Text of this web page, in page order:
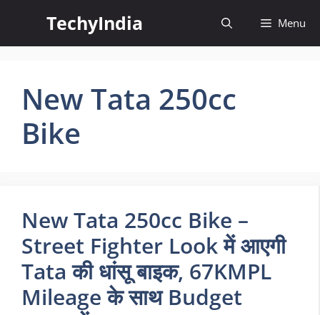
content
TechyIndia Menu
New Tata 250cc
Bike
New Tata 250cc Bike –
Street Fighter Look में आएगी
Tata की धांसू बाइक, 67KMPL
Mileage के साथ Budget